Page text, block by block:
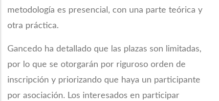
metodología es presencial, con una parte teórica y
otra práctica.
Gancedo ha detallado que las plazas son limitadas,
por lo que se otorgarán por riguroso orden de
inscripción y priorizando que haya un participante
por asociación. Los interesados en participar